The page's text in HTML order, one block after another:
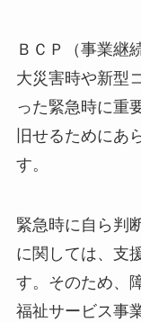
ＢＣＰ（事業継
大災害時や新型
った緊急時に重
旧せるためにあ
す。
緊急時に自ら判
に関しては、支
す。そのため、
福祉サービス事